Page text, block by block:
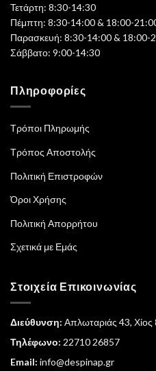
Τετάρτη: 8:30-14:30
Πέμπτη: 8:30-14:00 & 18:00-
Παρασκευή: 8:30-14:00 & 18:00-
Σάββατο: 9:00-14:30
Πληροφορίες
Τρόποι Πληρωμής
Τρόπος Αποστολής
Πολιτική Επιστροφών
Όροι Χρήσης
Πολιτική Απορρήτου
Σχετικά με Εμάς
Στοιχεία Επικοινωνίας
Διεύθυνση: Απλωταριάς 43,
Τηλέφωνο: 22710 26857
Email: info@despinap.gr